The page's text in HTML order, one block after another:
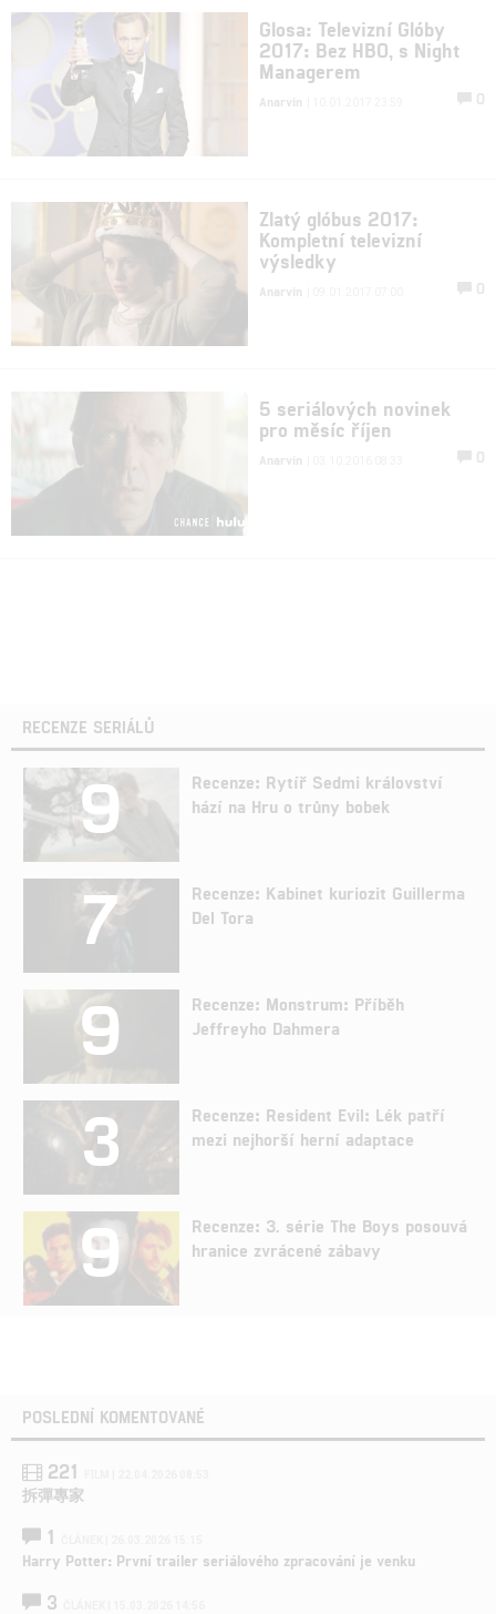
Glosa: Televizní Glóby
2017: Bez HBO, s Night
Managerem
Anarvin 0
Zlatý glóbus 2017:
Kompletní televizní
výsledky
Anarvin 0
5 seriálových novinek
pro měsíc říjen
Anarvin 0
RECENZE SERIÁLŮ
9
Recenze: Rytíř Sedmi království
hází na Hru o trůny bobek
7
Recenze: Kabinet kuriozit Guillerma
Del Tora
9
Recenze: Monstrum: Příběh
Jeffreyho Dahmera
3
Recenze: Resident Evil: Lék patří
mezi nejhorší herní adaptace
9
Recenze: 3. série The Boys posouvá
hranice zvrácené zábavy
POSLEDNÍ KOMENTOVANÉ
221
拆彈專家
1
Harry Potter: První trailer seriálového zpracování je venku
3